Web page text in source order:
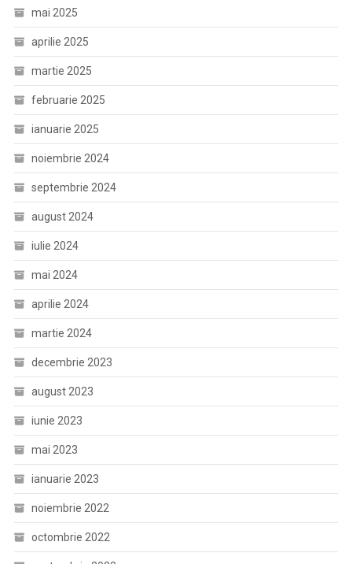
mai 2025
aprilie 2025
martie 2025
februarie 2025
ianuarie 2025
noiembrie 2024
septembrie 2024
august 2024
iulie 2024
mai 2024
aprilie 2024
martie 2024
decembrie 2023
august 2023
iunie 2023
mai 2023
ianuarie 2023
noiembrie 2022
octombrie 2022